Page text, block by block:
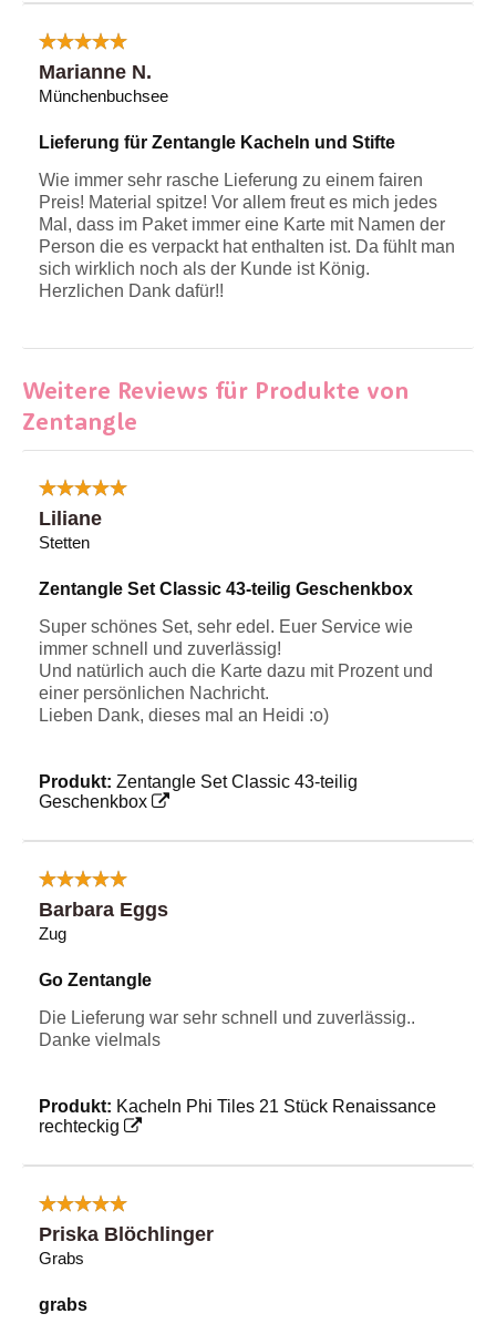
Marianne N.
Münchenbuchsee
Lieferung für Zentangle Kacheln und Stifte
Wie immer sehr rasche Lieferung zu einem fairen
Preis! Material spitze! Vor allem freut es mich jedes
Mal, dass im Paket immer eine Karte mit Namen der
Person die es verpackt hat enthalten ist. Da fühlt man
sich wirklich noch als der Kunde ist König.
Herzlichen Dank dafür!!
Weitere Reviews für Produkte von
Zentangle
Liliane
Stetten
Zentangle Set Classic 43-teilig Geschenkbox
Super schönes Set, sehr edel. Euer Service wie
immer schnell und zuverlässig!
Und natürlich auch die Karte dazu mit Prozent und
einer persönlichen Nachricht.
Lieben Dank, dieses mal an Heidi :o)
Produkt: Zentangle Set Classic 43-teilig
Geschenkbox
Barbara Eggs
Zug
Go Zentangle
Die Lieferung war sehr schnell und zuverlässig..
Danke vielmals
Produkt: Kacheln Phi Tiles 21 Stück Renaissance
rechteckig
Priska Blöchlinger
Grabs
grabs